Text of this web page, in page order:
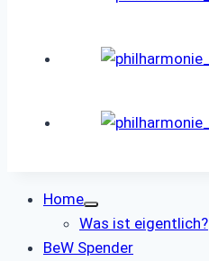
Home
Was ist eigentlich?
BeW Spender